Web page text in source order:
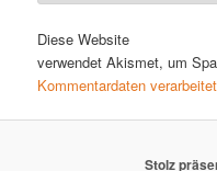
Diese Website
verwendet Akismet, um
Kommentardaten
Stolz